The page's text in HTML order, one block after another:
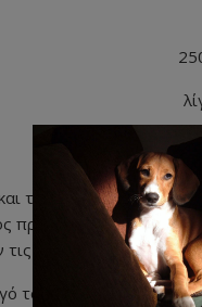
το ξεψαχνίζετε (τα
προσθέτετε τα
θρεπτικές ουσίες
το αναμιγνύετε με το